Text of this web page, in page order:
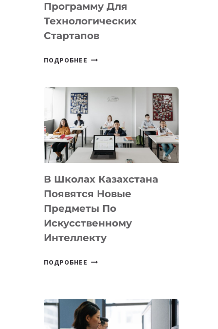
ПРЕДПРИНИМАТЕЛЬСТВО
Программу Для
Технологических
Стартапов
ПОДРОБНЕЕ ОТКРЫТ
DEAL
VELOCITY
MOST
—
МЕЖДУНАРОДНУЮ
ДЛЯ
ТЕХНОЛОГИЧЕСКИХ
СТАРТАПОВ
В Школах Казахстана
Появятся Новые
Предметы По
Искусственному
Интеллекту
ПОДРОБНЕЕ
НОВЫЕ
ПРЕДМЕТЫ